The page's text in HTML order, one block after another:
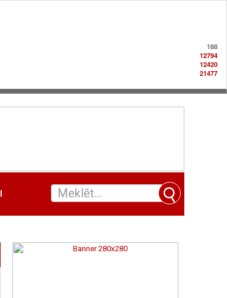
188
12794
12420
21477